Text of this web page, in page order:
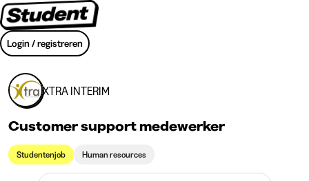
Login / registreren
XTRA INTERIM
Customer support medewerker
Studentenjob Human resources